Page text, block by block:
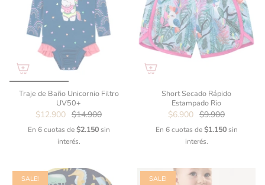
Traje de Baño Unicornio Filtro
UV50+
$12.900 $14.900
En 6 cuotas de$2.150sin
interés.
Short Secado Rápido
Estampado Rio
$6.900 $9.900
En 6 cuotas de$1.150sin
interés.
SALE! SALE!